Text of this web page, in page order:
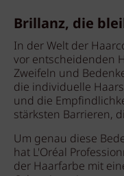
Brillanz, die
In der Welt der
vor entscheidenden
Zweifeln und
die individuelle
und die
stärksten Barrieren,
Um genau diese
hat L'Oréal
der Haarfarbe mit